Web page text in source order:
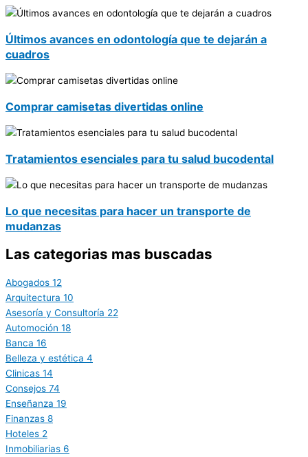
Últimos avances en odontología que te dejarán a
cuadros
Comprar camisetas divertidas online
Tratamientos esenciales para tu salud bucodental
Lo que necesitas para hacer un transporte de
mudanzas
Las categorias mas buscadas
Abogados 12
Arquitectura 10
Asesoría y Consultoría 22
Automoción 18
Banca 16
Belleza y estética 4
Clinicas 14
Consejos 74
Enseñanza 19
Finanzas 8
Hoteles 2
Inmobiliarias 6